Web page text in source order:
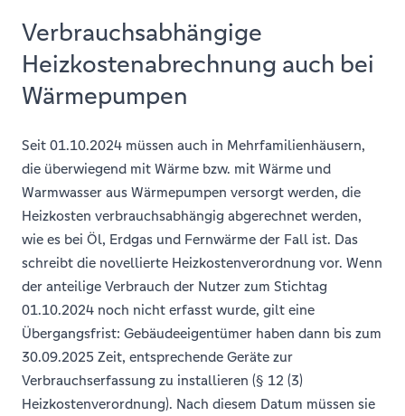
Verbrauchsabhängige
Heizkostenabrechnung auch bei
Wärmepumpen
Seit 01.10.2024 müssen auch in Mehrfamilienhäusern,
die überwiegend mit Wärme bzw. mit Wärme und
Warmwasser aus Wärmepumpen versorgt werden, die
Heizkosten verbrauchsabhängig abgerechnet werden,
wie es bei Öl, Erdgas und Fernwärme der Fall ist. Das
schreibt die novellierte Heizkostenverordnung vor. Wenn
der anteilige Verbrauch der Nutzer zum Stichtag
01.10.2024 noch nicht erfasst wurde, gilt eine
Übergangsfrist: Gebäudeeigentümer haben dann bis zum
30.09.2025 Zeit, entsprechende Geräte zur
Verbrauchserfassung zu installieren (§ 12 (3)
Heizkostenverordnung).​ Nach diesem Datum müssen sie